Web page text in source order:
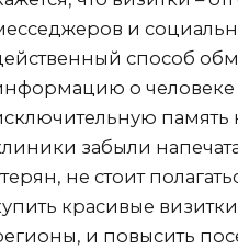
и
способ
о
забыли
не стоит
красивые
и повысить